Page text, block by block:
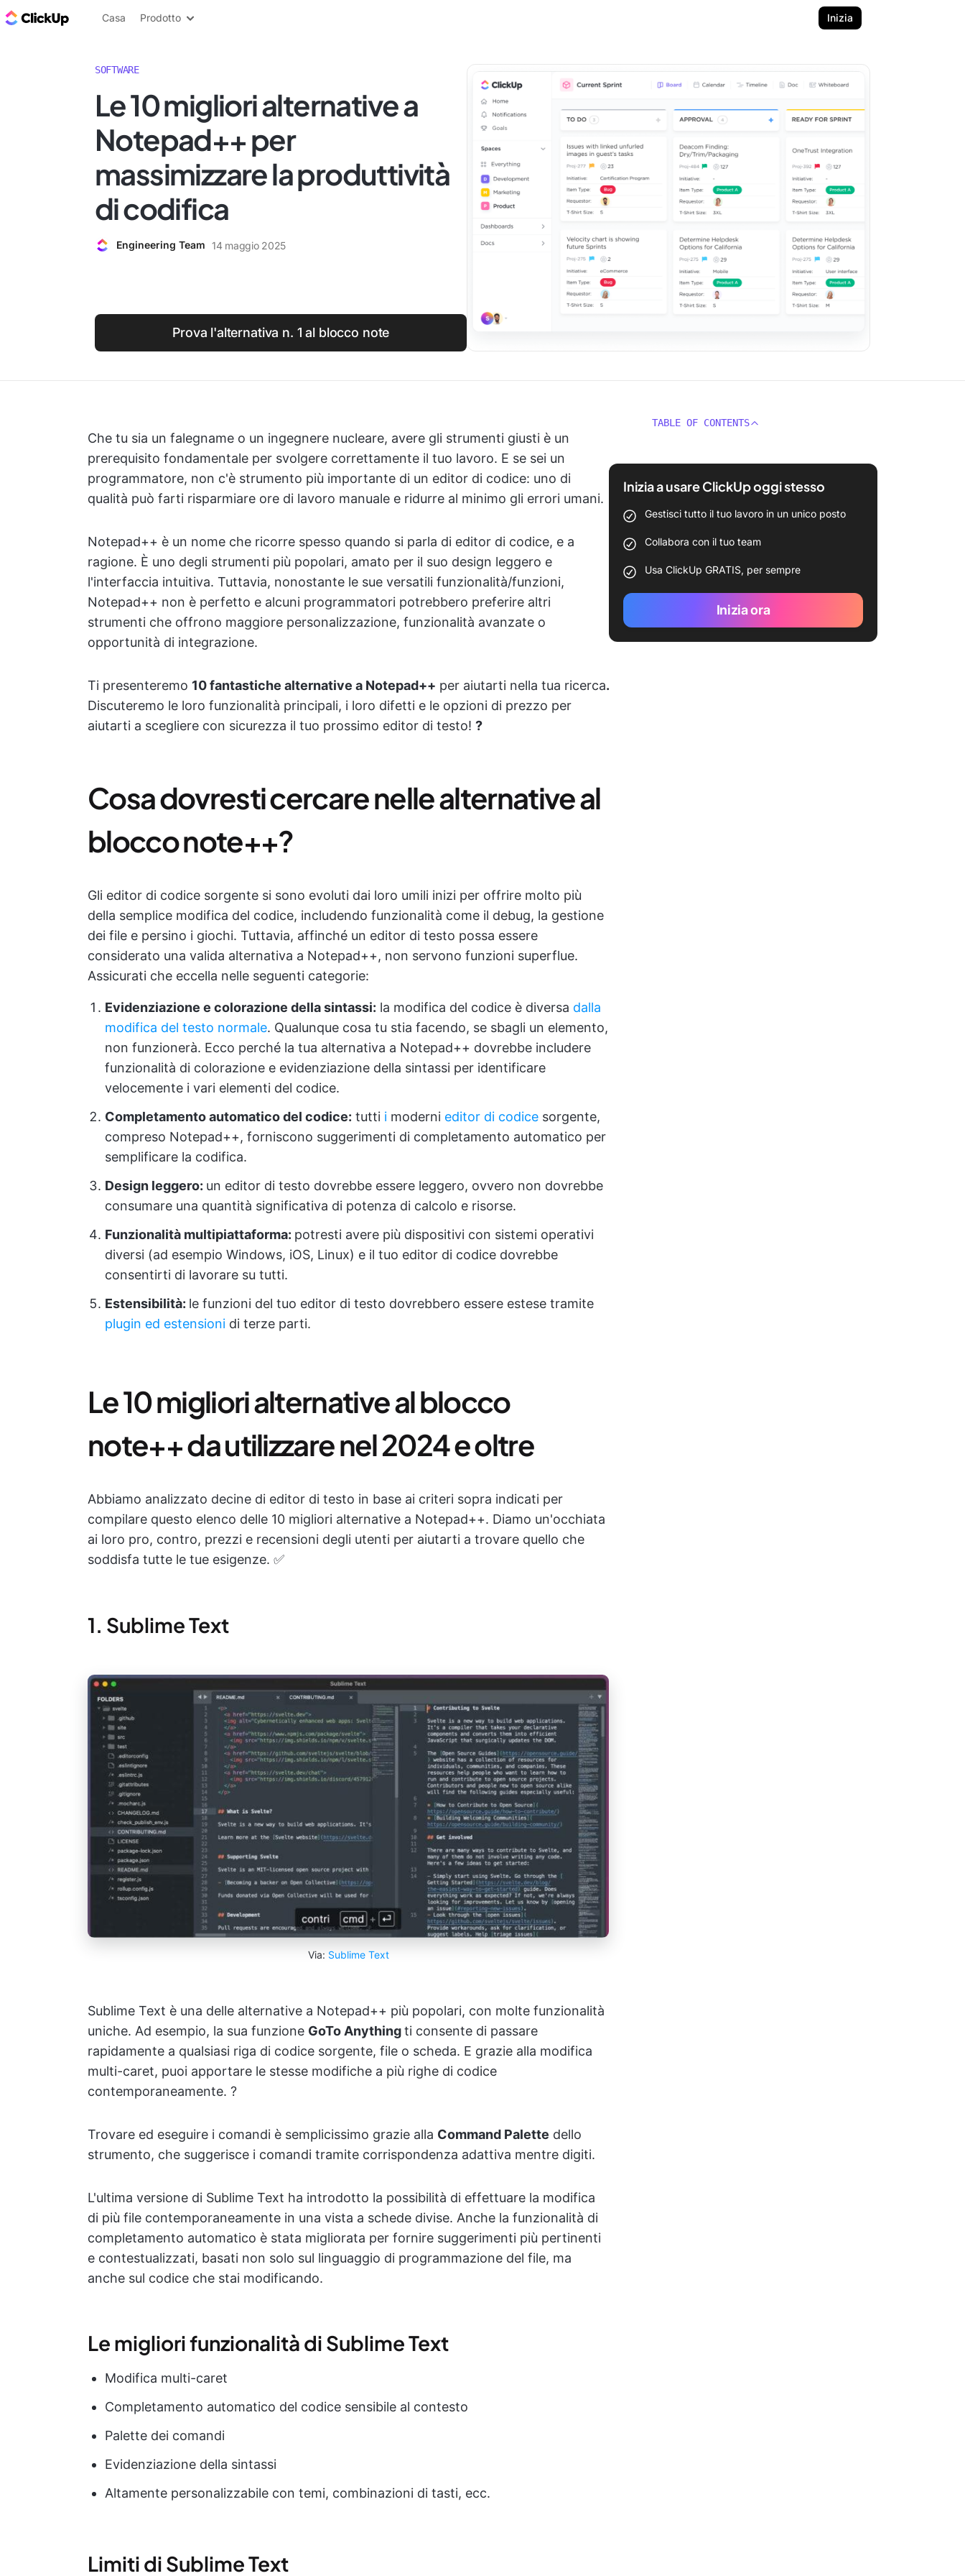
Blog di ClickUp
Casa Prodotto Inizia
SOFTWARE
Le 10 migliori alternative a
Notepad++ per
massimizzare la produttività
di codifica
Engineering Team 14 maggio 2025
Prova l'alternativa n. 1 al blocco note
Che tu sia un falegname o un ingegnere nucleare, avere gli strumenti giusti è un
prerequisito fondamentale per svolgere correttamente il tuo lavoro. E se sei un
programmatore, non c'è strumento più importante di un editor di codice: uno di
qualità può farti risparmiare ore di lavoro manuale e ridurre al minimo gli errori umani.
Notepad++ è un nome che ricorre spesso quando si parla di editor di codice, e a
ragione. È uno degli strumenti più popolari, amato per il suo design leggero e
l'interfaccia intuitiva. Tuttavia, nonostante le sue versatili funzionalità/funzioni,
Notepad++ non è perfetto e alcuni programmatori potrebbero preferire altri
strumenti che offrono maggiore personalizzazione, funzionalità avanzate o
opportunità di integrazione.
Ti presenteremo 10 fantastiche alternative a Notepad++ per aiutarti nella tua ricerca.
Discuteremo le loro funzionalità principali, i loro difetti e le opzioni di prezzo per
aiutarti a scegliere con sicurezza il tuo prossimo editor di testo! ?
Cosa dovresti cercare nelle alternative al
blocco note++?
Gli editor di codice sorgente si sono evoluti dai loro umili inizi per offrire molto più
della semplice modifica del codice, includendo funzionalità come il debug, la gestione
dei file e persino i giochi. Tuttavia, affinché un editor di testo possa essere
considerato una valida alternativa a Notepad++, non servono funzioni superflue.
Assicurati che eccella nelle seguenti categorie:
Evidenziazione e colorazione della sintassi: la modifica del codice è diversa dalla
modifica del testo normale. Qualunque cosa tu stia facendo, se sbagli un elemento,
non funzionerà. Ecco perché la tua alternativa a Notepad++ dovrebbe includere
funzionalità di colorazione e evidenziazione della sintassi per identificare
velocemente i vari elementi del codice.
Completamento automatico del codice: tutti i moderni editor di codice sorgente,
compreso Notepad++, forniscono suggerimenti di completamento automatico per
semplificare la codifica.
Design leggero: un editor di testo dovrebbe essere leggero, ovvero non dovrebbe
consumare una quantità significativa di potenza di calcolo e risorse.
Funzionalità multipiattaforma: potresti avere più dispositivi con sistemi operativi
diversi (ad esempio Windows, iOS, Linux) e il tuo editor di codice dovrebbe
consentirti di lavorare su tutti.
Estensibilità: le funzioni del tuo editor di testo dovrebbero essere estese tramite
plugin ed estensioni di terze parti.
Le 10 migliori alternative al blocco
note++ da utilizzare nel 2024 e oltre
Abbiamo analizzato decine di editor di testo in base ai criteri sopra indicati per
compilare questo elenco delle 10 migliori alternative a Notepad++. Diamo un'occhiata
ai loro pro, contro, prezzi e recensioni degli utenti per aiutarti a trovare quello che
soddisfa tutte le tue esigenze. ✅
1. Sublime Text
Via: Sublime Text
Sublime Text è una delle alternative a Notepad++ più popolari, con molte funzionalità
uniche. Ad esempio, la sua funzione GoTo Anythingti consente di passare
rapidamente a qualsiasi riga di codice sorgente, file o scheda. E grazie alla modifica
multi-caret, puoi apportare le stesse modifiche a più righe di codice
contemporaneamente. ?
Trovare ed eseguire i comandi è semplicissimo grazie alla Command Palette dello
strumento, che suggerisce i comandi tramite corrispondenza adattiva mentre digiti.
L'ultima versione di Sublime Text ha introdotto la possibilità di effettuare la modifica
di più file contemporaneamente in una vista a schede divise. Anche la funzionalità di
completamento automatico è stata migliorata per fornire suggerimenti più pertinenti
e contestualizzati, basati non solo sul linguaggio di programmazione del file, ma
anche sul codice che stai modificando.
Le migliori funzionalità di Sublime Text
Modifica multi-caret
Completamento automatico del codice sensibile al contesto
Palette dei comandi
Evidenziazione della sintassi
Altamente personalizzabile con temi, combinazioni di tasti, ecc.
Limiti di Sublime Text
TABLE OF CONTENTS
Inizia a usare ClickUp oggi stesso
Gestisci tutto il tuo lavoro in un unico posto
Collabora con il tuo team
Usa ClickUp GRATIS, per sempre
Inizia ora